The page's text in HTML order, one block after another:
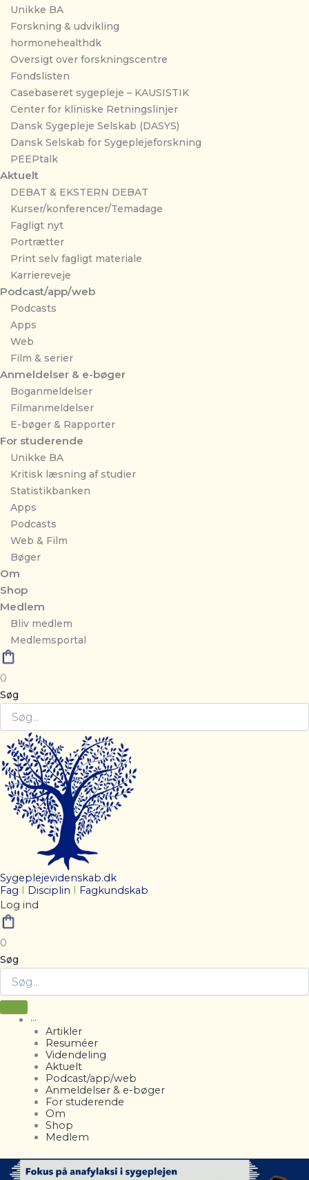
Unikke BA
Forskning & udvikling
hormonehealthdk
Oversigt over forskningscentre
Fondslisten
Casebaseret sygepleje – KAUSISTIK
Center for kliniske Retningslinjer
Dansk Sygepleje Selskab (DASYS)
Dansk Selskab for Sygeplejeforskning
PEEPtalk
Aktuelt
DEBAT & EKSTERN DEBAT
Kurser/konferencer/Temadage
Fagligt nyt
Portrætter
Print selv fagligt materiale
Karriereveje
Podcast/app/web
Podcasts
Apps
Web
Film & serier
Anmeldelser & e-bøger
Boganmeldelser
Filmanmeldelser
E-bøger & Rapporter
For studerende
Unikke BA
Kritisk læsning af studier
Statistikbanken
Apps
Podcasts
Web & Film
Bøger
Om
Shop
Medlem
Bliv medlem
Medlemsportal
0
Søg
Sygeplejevidenskab.dk
Fag
Disciplin
Fagkundskab
Log ind
0
Søg
···
Artikler
Resuméer
Videndeling
Aktuelt
Podcast/app/web
Anmeldelser & e-bøger
For studerende
Om
Shop
Medlem